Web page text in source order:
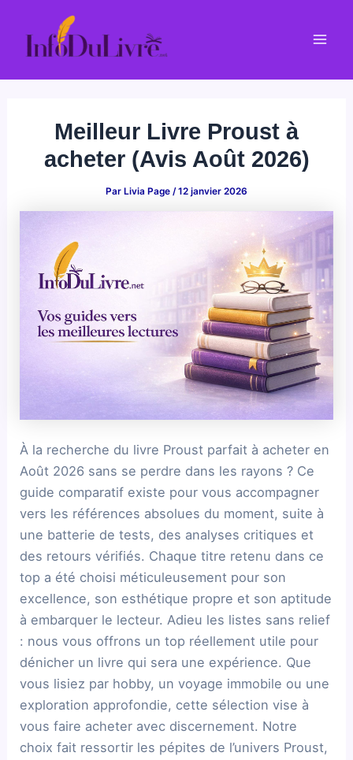
contenu
Meilleur Livre Proust à
acheter (Avis Août 2026)
Par Livia Page /12 janvier 2026
À la recherche du livre Proust parfait à acheter en
Août 2026 sans se perdre dans les rayons ? Ce
guide comparatif existe pour vous accompagner
vers les références absolues du moment, suite à
une batterie de tests, des analyses critiques et
des retours vérifiés. Chaque titre retenu dans ce
top a été choisi méticuleusement pour son
excellence, son esthétique propre et son aptitude
à embarquer le lecteur. Adieu les listes sans relief
: nous vous offrons un top réellement utile pour
dénicher un livre qui sera une expérience. Que
vous lisiez par hobby, un voyage immobile ou une
exploration approfondie, cette sélection vise à
vous faire acheter avec discernement. Notre
choix fait ressortir les pépites de l’univers Proust,